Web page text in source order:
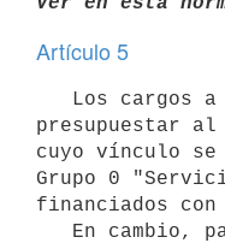
Artículo 5
presupuestar
cuyo vínculo
Grupo 0
financiados